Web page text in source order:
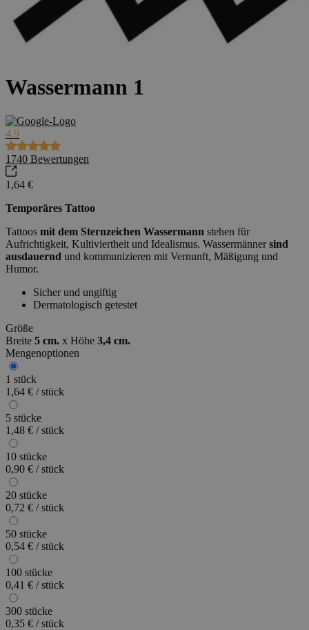
Wassermann 1
4.9
1740 Bewertungen
1,64 €
Temporäres Tattoo
Tattoos mit dem Sternzeichen Wassermann stehen für
Aufrichtigkeit, Kultiviertheit und Idealismus. Wassermännersind
ausdauernd und kommunizieren mit Vernunft, Mäßigung und
Humor.
Sicher und ungiftig
Dermatologisch getestet
Größe
Breite 5 cm. x Höhe 3,4 cm.
Mengenoptionen
1 stück
1,64 € / stück
5 stücke
1,48 € / stück
10 stücke
0,90 € / stück
20 stücke
0,72 € / stück
50 stücke
0,54 € / stück
100 stücke
0,41 € / stück
300 stücke
0,35 € / stück